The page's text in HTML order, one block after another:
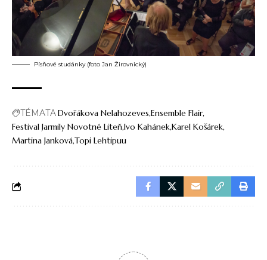
Písňové studánky (foto Jan Žirovnický)
TÉMATADvořákova Nelahozeves Ensemble Flair
Festival Jarmily Novotné LiteňIvo KahánekKarel Košárek
Martina JankováTopi Lehtipuu